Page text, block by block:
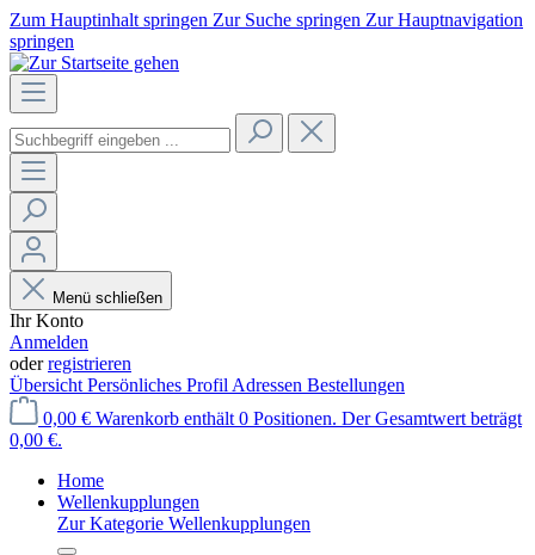
Zum Hauptinhalt springen Zur Suche springen Zur Hauptnavigation
springen
Menü schließen
Ihr Konto
Anmelden
oderregistrieren
Übersicht Persönliches Profil Adressen Bestellungen
0,00 € Warenkorb enthält 0 Positionen. Der Gesamtwert beträgt
0,00 €.
Home
Wellenkupplungen
Zur Kategorie Wellenkupplungen